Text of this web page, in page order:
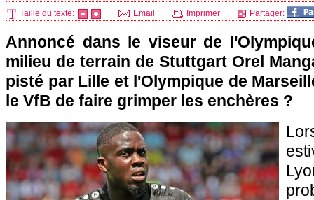
Taille du texte: Email Imprimer Partager:
Annoncé dans le viseur de
milieu de terrain de Stuttgart Orel
pisté par Lille et l'Olympique de
le VfB de faire grimper les enchères ?